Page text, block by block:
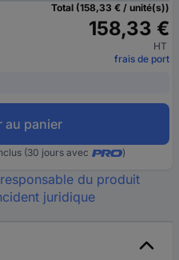
Total (158,33 € / unité(s))
158,33 €
HT
frais de port
au panier
(30 jours avec )
du produit
juridique